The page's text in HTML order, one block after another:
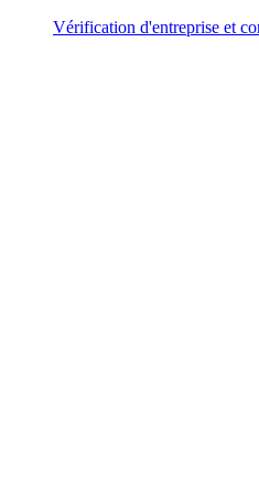
Vérification d'entreprise et